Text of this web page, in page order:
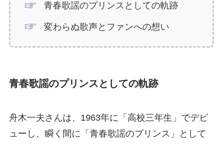
青春歌謡のプリンスとしての軌跡
変わらぬ歌声とファンへの想い
青春歌謡のプリンスとしての軌跡
舟木一夫さんは、1963年に「高校三年生」でデビ
ューし、瞬く間に「青春歌謡のプリンス」として